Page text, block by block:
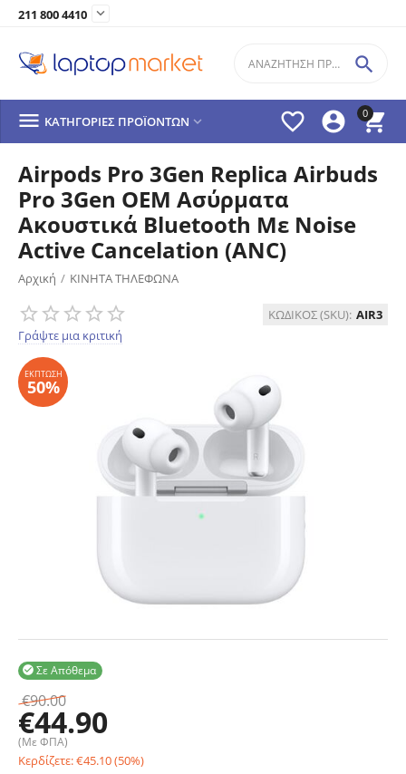
211 800 4410 
0




 ΚΑΤΗΓΟΡΊΕΣ ΠΡΟΪΌΝΤΩΝ 
Airpods Pro 3Gen Replica Airbuds
Pro 3Gen OEM Ασύρματα
Ακουστικά Bluetooth Με Noise
Active Cancelation (ANC)
Αρχική / ΚΙΝΗΤΑ ΤΗΛΕΦΩΝΑ
Γράψτε μια κριτική
ΚΩΔΙΚΟΣ (SKU): AIR3
50%
Σε Απόθεμα

€90.00
€44.90
(Με ΦΠΑ)
Κερδίζετε:€45.10(50%)